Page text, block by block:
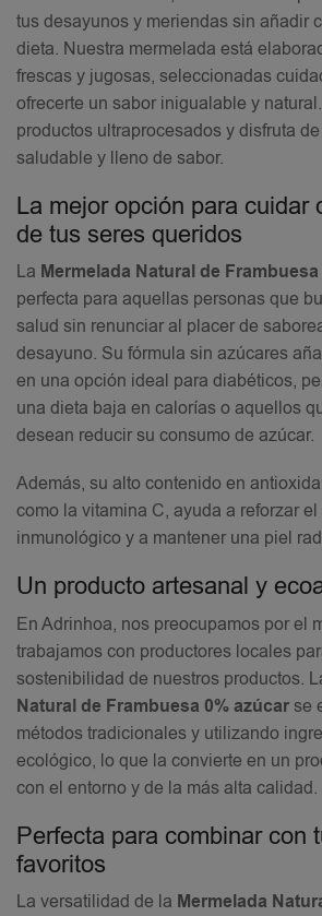
tus desayunos y meriendas sin añadir
dieta. Nuestra mermelada está
frescas y jugosas, seleccionadas
ofrecerte un sabor inigualable y
productos ultraprocesados y disfruta
saludable y lleno de sabor.
La mejor opción para cuidar
de tus seres queridos
La Mermelada Natural de
perfecta para aquellas personas que
salud sin renunciar al placer de
desayuno. Su fórmula sin azúcares
en una opción ideal para diabéticos,
una dieta baja en calorías o aquellos
desean reducir su consumo de azúcar.
Además, su alto contenido en
como la vitamina C, ayuda a reforzar el
inmunológico y a mantener una piel
Un producto artesanal y
En Adrinhoa, nos preocupamos por el
trabajamos con productores locales
sostenibilidad de nuestros productos.
Natural de Frambuesa 0% azúcarse
métodos tradicionales y utilizando
ecológico, lo que la convierte en un
con el entorno y de la más alta calidad.
Perfecta para combinar con
favoritos
La versatilidad de la Mermelada